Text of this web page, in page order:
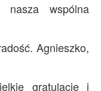
nasza wspólna
Agnieszko,
gratulacje i